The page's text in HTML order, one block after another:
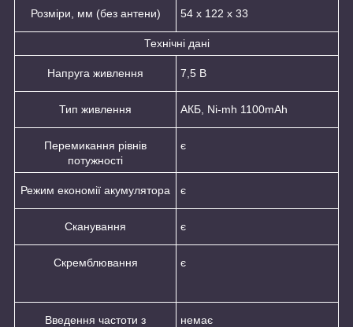
Розміри, мм (без антени) 54 х 122 х 33
Технічні дані
Напруга живлення 7,5 В
Тип живлення АКБ, Ni-mh 1100mAh
Перемикання рівнів
потужності
є
Режим економії акумулятора є
Сканування є
Скремблювання є
Введення частоти з
немає